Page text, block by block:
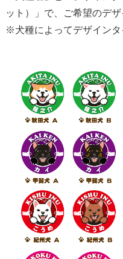
ット）」で、ご希望のデザ
※犬種によってデザインタ